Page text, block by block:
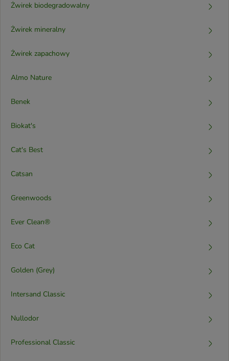
Żwirek biodegradowalny
Żwirek mineralny
Żwirek zapachowy
Almo Nature
Benek
Biokat's
Cat's Best
Catsan
Greenwoods
Ever Clean®
Eco Cat
Golden (Grey)
Intersand Classic
Nullodor
Professional Classic